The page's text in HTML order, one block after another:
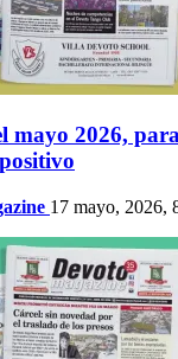
mayo 2026,
17 mayo, 2026,